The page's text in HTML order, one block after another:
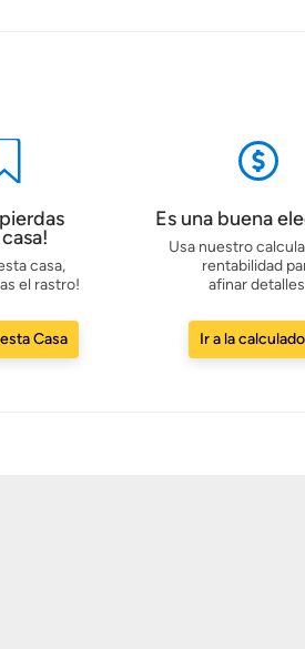
casa,
el rastro!
Casa
Es una buena
Usa nuestro
rentabilidad
afinar
Ir a la